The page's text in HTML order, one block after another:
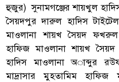
হুজুর) সুনামগঞ্জের শায়খুল
সৈয়দপুর দারুল হাদিস
মাওলানা শায়খ সৈয়দ
হাফিজ মাওলানা শায়খ
হাদিস মাওলানা অাব্দুর
মাদ্রাসার মুহতামিম হাফিজ